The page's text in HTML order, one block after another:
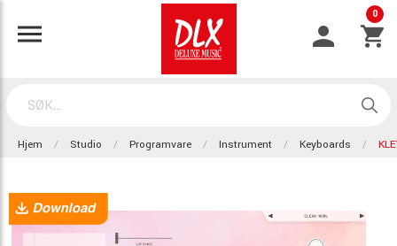
0
Hjem Studio Programvare Instrument Keyboards